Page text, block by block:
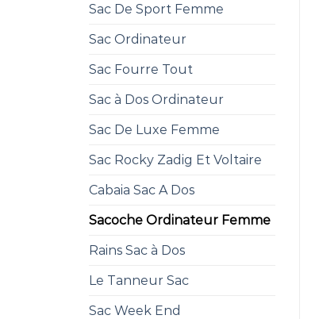
Sac De Sport Femme
Sac Ordinateur
Sac Fourre Tout
Sac à Dos Ordinateur
Sac De Luxe Femme
Sac Rocky Zadig Et Voltaire
Cabaia Sac A Dos
Sacoche Ordinateur Femme
Rains Sac à Dos
Le Tanneur Sac
Sac Week End